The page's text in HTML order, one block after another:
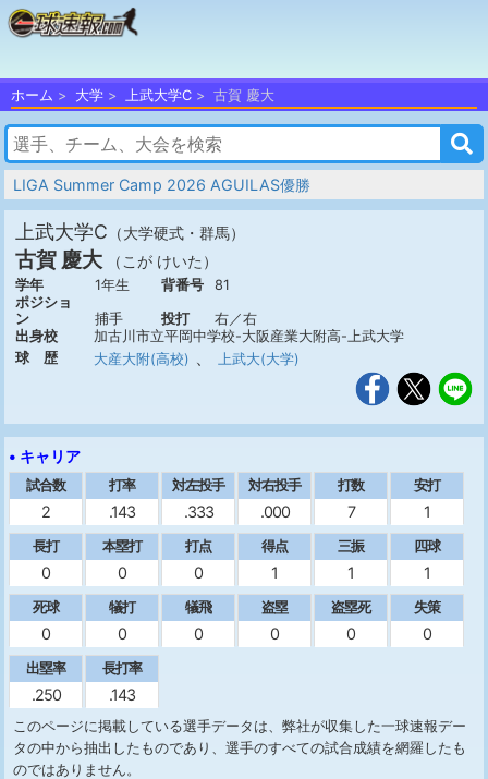
ホーム 大学 上武大学C 古賀 慶大
LIGA Summer Camp 2026 AGUILAS優勝
上武大学C （大学硬式・群馬）
古賀 慶大 （こが けいた）
学年 1年生 背番号
81
ポジショ
ン
捕手 投打
右／右
出身校
加古川市立平岡中学校-大阪産業大附高-上武大学
球 歴
大産大附(高校) 、 上武大(大学)
• キャリア
試合数
2
打率
.143
対左投手
.333
対右投手
.000
打数
7
安打
1
長打
0
本塁打
0
打点
0
得点
1
三振
1
四球
1
死球
0
犠打
0
犠飛
0
盗塁
0
盗塁死
0
失策
0
出塁率
.250
長打率
.143
このページに掲載している選手データは、弊社が収集した一球速報デー
タの中から抽出したものであり、選手のすべての試合成績を網羅したも
のではありません。